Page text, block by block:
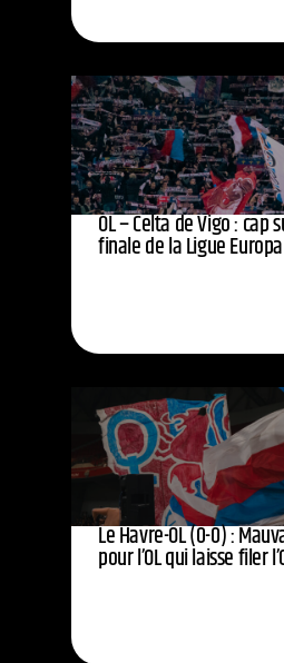
OL – Celta de Vigo : cap
finale de la Ligue Europa
Le Havre-OL (0-0) :
pour l’OL qui laisse filer